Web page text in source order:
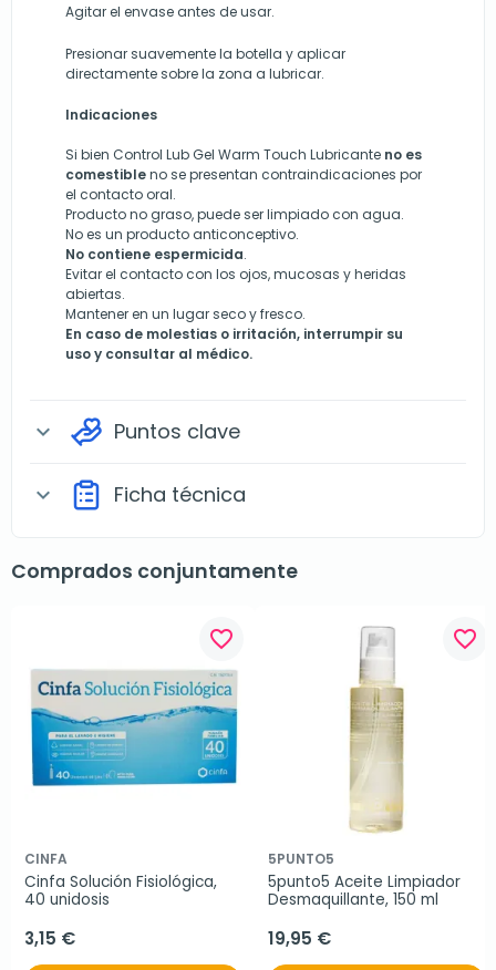
Agitar el envase antes de usar.
Presionar suavemente la botella y aplicar
directamente sobre la zona a lubricar.
Indicaciones
Si bien Control Lub Gel Warm Touch Lubricante no es
comestibleno se presentan contraindicaciones por
el contacto oral.
Producto no graso, puede ser limpiado con agua.
No es un producto anticonceptivo.
No contiene espermicida.
Evitar el contacto con los ojos, mucosas y heridas
abiertas.
Mantener en un lugar seco y fresco.
En caso de molestias o irritación, interrumpir su
uso y consultar al médico.
expand_more Puntos clave
expand_more Ficha técnica
Comprados conjuntamente
favorite_border
CINFA
Cinfa Solución Fisiológica,
40 unidosis
3,15 €
favorite_border
5PUNTO5
5punto5 Aceite Limpiador
Desmaquillante, 150 ml
19,95 €